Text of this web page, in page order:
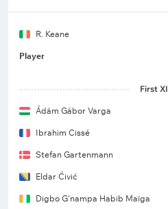
R. Keane
Player
First XI
Ádám Gábor Varga
Ibrahim Cissé
Stefan Gartenmann
Eldar Ćivić
Digbo G'nampa Habib Maïga